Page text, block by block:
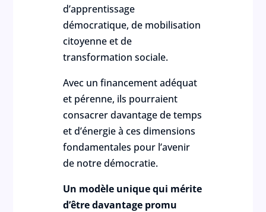
d’apprentissage
démocratique, de mobilisation
citoyenne et de
transformation sociale.
Avec un financement adéquat
et pérenne, ils pourraient
consacrer davantage de temps
et d’énergie à ces dimensions
fondamentales pour l’avenir
de notre démocratie.
Un modèle unique qui mérite
d’être davantage promu